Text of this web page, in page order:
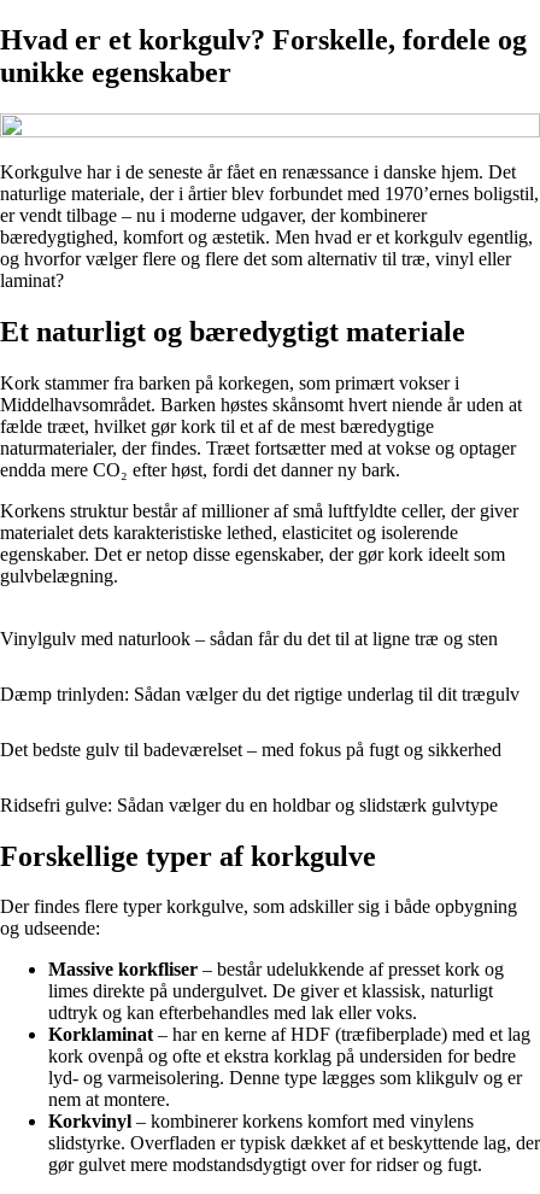
Hvad er et korkgulv? Forskelle, fordele og
unikke egenskaber
Korkgulve har i de seneste år fået en renæssance i danske hjem. Det
naturlige materiale, der i årtier blev forbundet med 1970’ernes boligstil,
er vendt tilbage – nu i moderne udgaver, der kombinerer
bæredygtighed, komfort og æstetik. Men hvad er et korkgulv egentlig,
og hvorfor vælger flere og flere det som alternativ til træ, vinyl eller
laminat?
Et naturligt og bæredygtigt materiale
Kork stammer fra barken på korkegen, som primært vokser i
Middelhavsområdet. Barken høstes skånsomt hvert niende år uden at
fælde træet, hvilket gør kork til et af de mest bæredygtige
naturmaterialer, der findes. Træet fortsætter med at vokse og optager
endda mere CO₂ efter høst, fordi det danner ny bark.
Korkens struktur består af millioner af små luftfyldte celler, der giver
materialet dets karakteristiske lethed, elasticitet og isolerende
egenskaber. Det er netop disse egenskaber, der gør kork ideelt som
gulvbelægning.
Vinylgulv med naturlook – sådan får du det til at ligne træ og sten
Dæmp trinlyden: Sådan vælger du det rigtige underlag til dit trægulv
Det bedste gulv til badeværelset – med fokus på fugt og sikkerhed
Ridsefri gulve: Sådan vælger du en holdbar og slidstærk gulvtype
Forskellige typer af korkgulve
Der findes flere typer korkgulve, som adskiller sig i både opbygning
og udseende:
Massive korkfliser – består udelukkende af presset kork og
limes direkte på undergulvet. De giver et klassisk, naturligt
udtryk og kan efterbehandles med lak eller voks.
Korklaminat– har en kerne af HDF (træfiberplade) med et lag
kork ovenpå og ofte et ekstra korklag på undersiden for bedre
lyd- og varmeisolering. Denne type lægges som klikgulv og er
nem at montere.
Korkvinyl – kombinerer korkens komfort med vinylens
slidstyrke. Overfladen er typisk dækket af et beskyttende lag, der
gør gulvet mere modstandsdygtigt over for ridser og fugt.